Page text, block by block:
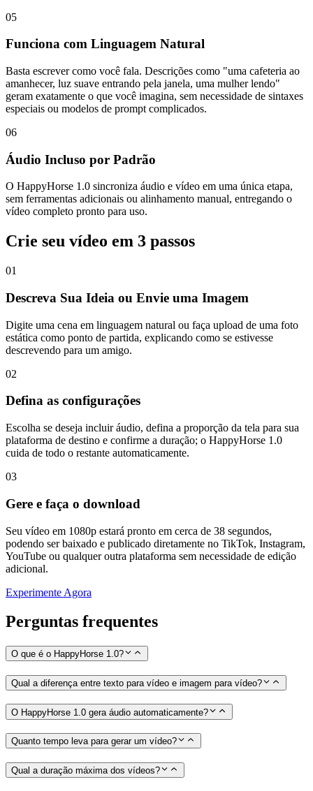
05
Funciona com Linguagem Natural
Basta escrever como você fala. Descrições como "uma cafeteria ao
amanhecer, luz suave entrando pela janela, uma mulher lendo"
geram exatamente o que você imagina, sem necessidade de sintaxes
especiais ou modelos de prompt complicados.
06
Áudio Incluso por Padrão
O HappyHorse 1.0 sincroniza áudio e vídeo em uma única etapa,
sem ferramentas adicionais ou alinhamento manual, entregando o
vídeo completo pronto para uso.
Crie seu vídeo em 3 passos
01
Descreva Sua Ideia ou Envie uma Imagem
Digite uma cena em linguagem natural ou faça upload de uma foto
estática como ponto de partida, explicando como se estivesse
descrevendo para um amigo.
02
Defina as configurações
Escolha se deseja incluir áudio, defina a proporção da tela para sua
plataforma de destino e confirme a duração; o HappyHorse 1.0
cuida de todo o restante automaticamente.
03
Gere e faça o download
Seu vídeo em 1080p estará pronto em cerca de 38 segundos,
podendo ser baixado e publicado diretamente no TikTok, Instagram,
YouTube ou qualquer outra plataforma sem necessidade de edição
adicional.
Experimente Agora
Perguntas frequentes
O que é o HappyHorse 1.0?
Qual a diferença entre texto para vídeo e imagem para vídeo?
O HappyHorse 1.0 gera áudio automaticamente?
Quanto tempo leva para gerar um vídeo?
Qual a duração máxima dos vídeos?